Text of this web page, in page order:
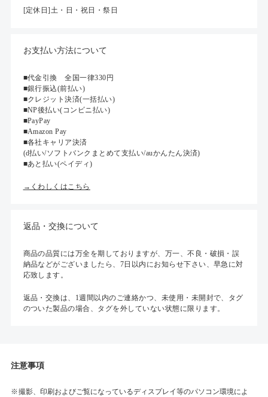
[定休日]土・日・祝日・祭日
お支払い方法について
■代金引換 全国一律330円
■銀行振込(前払い)
■クレジット決済(一括払い)
■NP後払い(コンビニ払い)
■PayPay
■Amazon Pay
■各社キャリア決済
(d払い/ソフトバンクまとめて支払い/auかんたん決済)
■あと払い(ペイディ)
→くわしくはこちら
返品・交換について
商品の品質には万全を期しておりますが、万一、不良・破損・誤
納品などがございましたら、7日以内にお知らせ下さい、早急に対
応致します。
返品・交換は、1週間以内のご連絡かつ、未使用・未開封で、タグ
のついた製品の場合、タグを外していない状態に限ります。
注意事項
撮影、印刷およびご覧になっているディスプレイ等のパソコン環境によ